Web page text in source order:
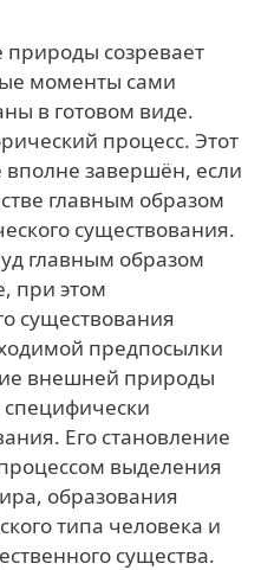
природы созревает
моменты сами
в готовом виде.
процесс. Этот
вполне завершён, если
главным образом
существования.
главным образом
при этом
существования
предпосылки
внешней природы
Его становление
выделения
образования
типа человека и
существа.